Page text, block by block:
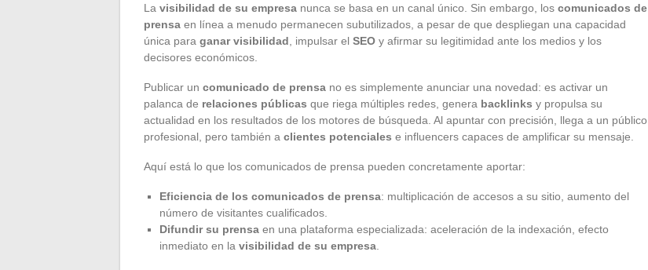
La visibilidad de su empresa nunca se basa en un canal único. Sin embargo, los comunicados de
prensa en línea a menudo permanecen subutilizados, a pesar de que despliegan una capacidad
única para ganar visibilidad , impulsar el SEO y afirmar su legitimidad ante los medios y los
decisores económicos.
Publicar un comunicado de prensa no es simplemente anunciar una novedad: es activar un
palanca de relaciones públicas que riega múltiples redes, genera backlinks y propulsa su
actualidad en los resultados de los motores de búsqueda. Al apuntar con precisión, llega a un público
profesional, pero también a clientes potenciales e influencers capaces de amplificar su mensaje.
Aquí está lo que los comunicados de prensa pueden concretamente aportar:
Eficiencia de los comunicados de prensa: multiplicación de accesos a su sitio, aumento del
número de visitantes cualificados.
Difundir su prensa en una plataforma especializada: aceleración de la indexación, efecto
inmediato en la visibilidad de su empresa